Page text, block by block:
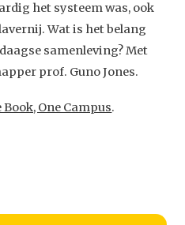
het systeem was, ook
Wat is het belang
samenleving? Met
prof. Guno Jones.
Book, One Campus.